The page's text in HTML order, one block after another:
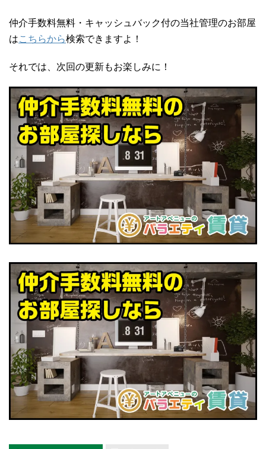
仲介手数料無料・キャッシュバック付の当社管理のお部屋
はこちらから検索できますよ！
それでは、次回の更新もお楽しみに！